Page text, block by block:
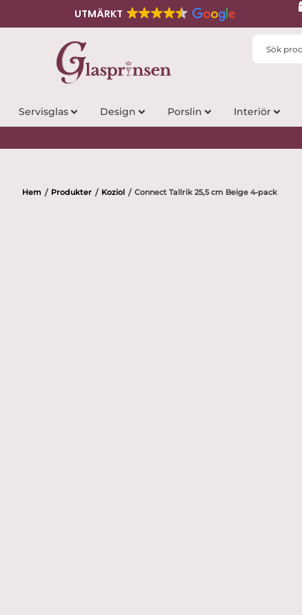
UTMÄRKT
Search
Servisglas Design Porslin Interiör
Hem / Produkter / Koziol / Connect Tallrik 25,5 cm Beige 4-pack